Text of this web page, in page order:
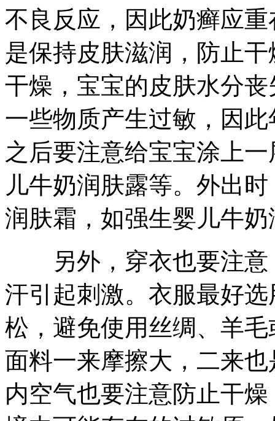
不良反应，因此奶癣应
是保持皮肤滋润，防止
干燥，宝宝的皮肤水分
一些物质产生过敏，因
之后要注意给宝宝涂上
儿牛奶润肤露等。外出
润肤霜，如强生婴儿牛
另外，穿衣也要注意
汗引起刺激。衣服最好
松，避免使用丝绸、羊
面料一来摩擦大，二来
内空气也要注意防止干